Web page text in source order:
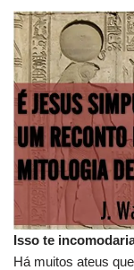
Isso te
Há muitos ateus